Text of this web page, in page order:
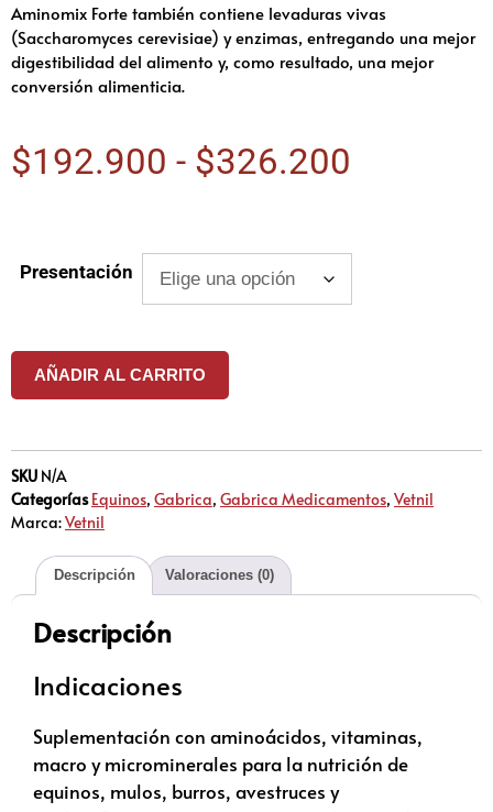
Aminomix Forte también contiene levaduras vivas
(Saccharomyces cerevisiae) y enzimas, entregando una mejor
digestibilidad del alimento y, como resultado, una mejor
conversión alimenticia.
$192.900 - $326.200
Presentación
AÑADIR AL CARRITO
SKU N/A
Categorías Equinos, Gabrica, Gabrica Medicamentos, Vetnil
Marca:Vetnil
Descripción Valoraciones (0)
Descripción
Indicaciones
Suplementación con aminoácidos, vitaminas,
macro y microminerales para la nutrición de
equinos, mulos, burros, avestruces y